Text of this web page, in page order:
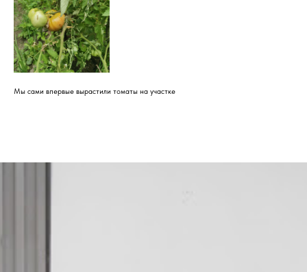
Мы сами впервые вырастили томаты на участке